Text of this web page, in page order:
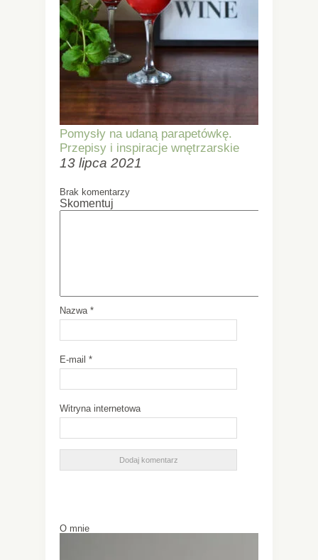
Pomysły na udaną parapetówkę.
Przepisy i inspiracje wnętrzarskie
13 lipca 2021
Brak komentarzy
Skomentuj
Nazwa *
E-mail *
Witryna internetowa
O mnie